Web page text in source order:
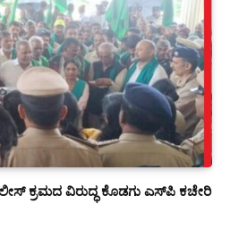
ಕ್ರಮದ ವಿರುದ್ಧ ಕೊಡಗು ಎಸ್‍ಪಿ ಕಚೇರಿ